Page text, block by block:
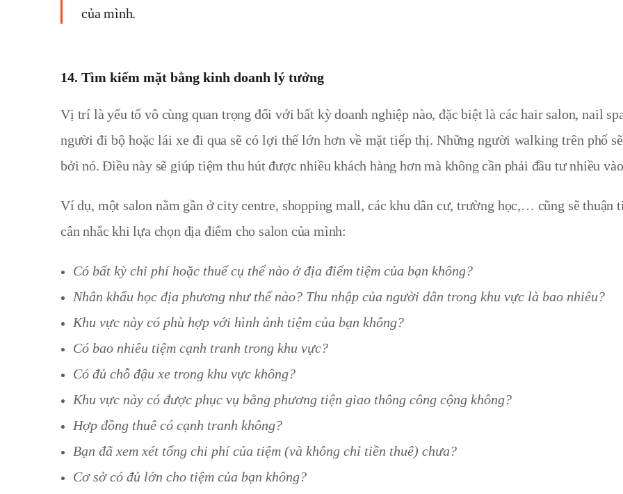
của mình.
14. Tìm kiếm mặt bằng kinh doanh lý tưởng
Vị trí là yếu tố vô cùng quan trọng đối với bất kỳ doanh nghiệp nào, đặc biệt là các hair salon, nail
người đi bộ hoặc lái xe đi qua sẽ có lợi thế lớn hơn về mặt tiếp thị. Những người walking trên phố
bởi nó. Điều này sẽ giúp tiệm thu hút được nhiều khách hàng hơn mà không cần phải đầu tư nhiều
Ví dụ, một salon nằm gần ở city centre, shopping mall, các khu dân cư, trường học,… cũng sẽ thuận
cân nhắc khi lựa chọn địa điểm cho salon của mình:
Có bất kỳ chi phí hoặc thuế cụ thể nào ở địa điểm tiệm của bạn không?
Nhân khẩu học địa phương như thế nào? Thu nhập của người dân trong khu vực là bao nhiêu?
Khu vực này có phù hợp với hình ảnh tiệm của bạn không?
Có bao nhiêu tiệm cạnh tranh trong khu vực?
Có đủ chỗ đậu xe trong khu vực không?
Khu vực này có được phục vụ bằng phương tiện giao thông công cộng không?
Hợp đồng thuê có cạnh tranh không?
Bạn đã xem xét tổng chi phí của tiệm (và không chỉ tiền thuê) chưa?
Cơ sở có đủ lớn cho tiệm của bạn không?